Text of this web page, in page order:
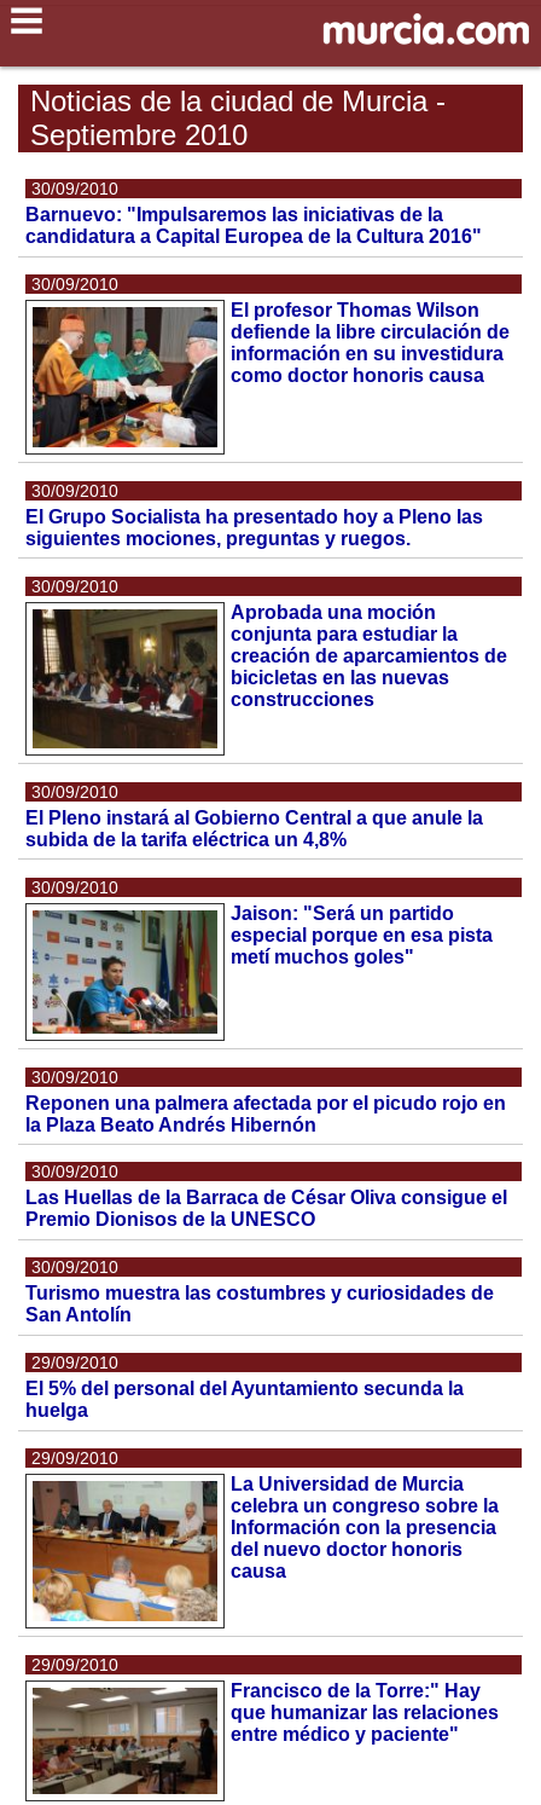
Noticias de la ciudad de Murcia -
Septiembre 2010
30/09/2010
Barnuevo: "Impulsaremos las iniciativas de la
candidatura a Capital Europea de la Cultura 2016"
30/09/2010
El profesor Thomas Wilson
defiende la libre circulación de
información en su investidura
como doctor honoris causa
30/09/2010
El Grupo Socialista ha presentado hoy a Pleno las
siguientes mociones, preguntas y ruegos.
30/09/2010
Aprobada una moción
conjunta para estudiar la
creación de aparcamientos de
bicicletas en las nuevas
construcciones
30/09/2010
El Pleno instará al Gobierno Central a que anule la
subida de la tarifa eléctrica un 4,8%
30/09/2010
Jaison: "Será un partido
especial porque en esa pista
metí muchos goles"
30/09/2010
Reponen una palmera afectada por el picudo rojo en
la Plaza Beato Andrés Hibernón
30/09/2010
Las Huellas de la Barraca de César Oliva consigue el
Premio Dionisos de la UNESCO
30/09/2010
Turismo muestra las costumbres y curiosidades de
San Antolín
29/09/2010
El 5% del personal del Ayuntamiento secunda la
huelga
29/09/2010
La Universidad de Murcia
celebra un congreso sobre la
Información con la presencia
del nuevo doctor honoris
causa
29/09/2010
Francisco de la Torre:" Hay
que humanizar las relaciones
entre médico y paciente"